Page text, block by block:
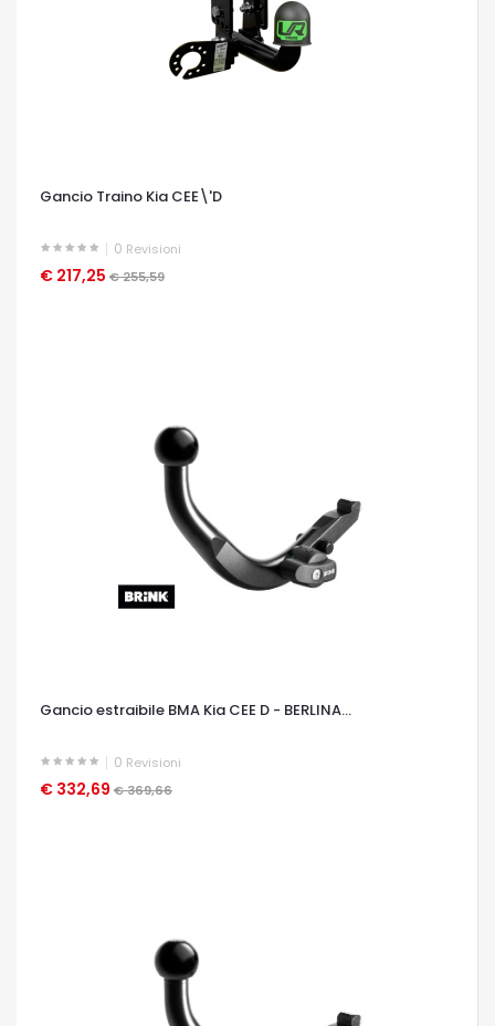
Gancio Traino Kia CEE\'D
0 Revisioni
€ 217,25 € 255,59
OCCHIATA VELOCE
Gancio estraibile BMA Kia CEE D - BERLINA...
0 Revisioni
€ 332,69 € 369,66
OCCHIATA VELOCE